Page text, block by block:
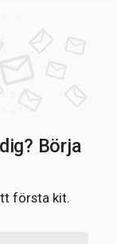
Börja
första kit.